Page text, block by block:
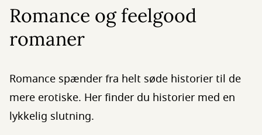
Romance og feelgood
romaner
Romance spænder fra helt søde historier til de
mere erotiske. Her finder du historier med en
lykkelig slutning.